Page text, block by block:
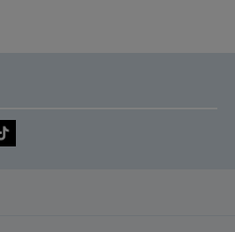
s vama u sljedećih nekoliko